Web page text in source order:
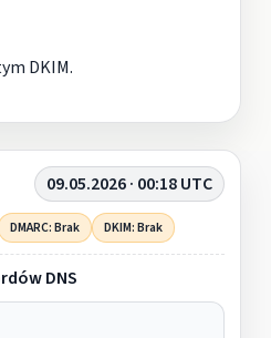
DKIM.
09.05.2026 · 00:18 UTC
DMARC: Brak DKIM: Brak
DNS